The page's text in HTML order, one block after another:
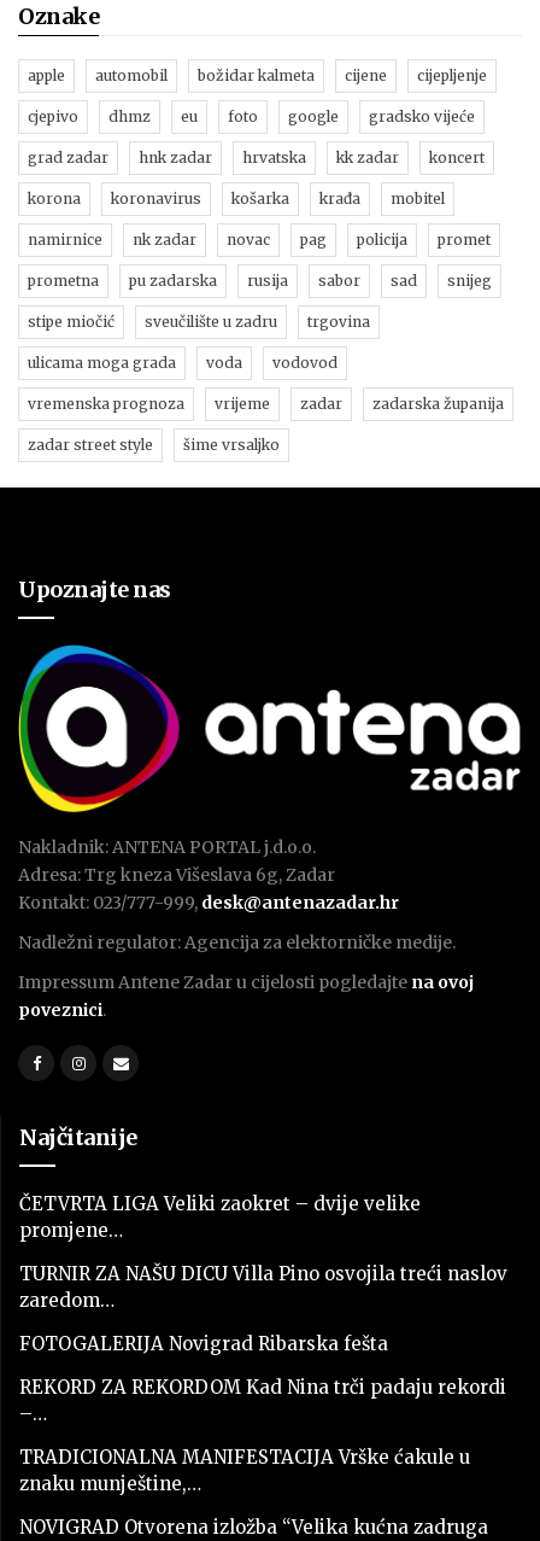
Oznake
apple automobil božidar kalmeta cijene cijepljenje
cjepivo dhmz eu foto google gradsko vijeće
grad zadar hnk zadar hrvatska kk zadar koncert
korona koronavirus košarka krađa mobitel
namirnice nk zadar novac pag policija promet
prometna pu zadarska rusija sabor sad snijeg
stipe miočić sveučilište u zadru trgovina
ulicama moga grada voda vodovod
vremenska prognoza vrijeme zadar zadarska županija
zadar street style šime vrsaljko
Upoznajte nas
Nakladnik: ANTENA PORTAL j.d.o.o.
Adresa: Trg kneza Višeslava 6g, Zadar
Kontakt: 023/777-999, desk@antenazadar.hr
Nadležni regulator: Agencija za elektorničke medije.
Impressum Antene Zadar u cijelosti pogledajte na ovoj
poveznici.
Najčitanije
ČETVRTA LIGA Veliki zaokret – dvije velike
promjene…
TURNIR ZA NAŠU DICU Villa Pino osvojila treći naslov
zaredom…
FOTOGALERIJA Novigrad Ribarska fešta
REKORD ZA REKORDOM Kad Nina trči padaju rekordi
–…
TRADICIONALNA MANIFESTACIJA Vrške ćakule u
znaku munještine,…
NOVIGRAD Otvorena izložba “Velika kućna zadruga